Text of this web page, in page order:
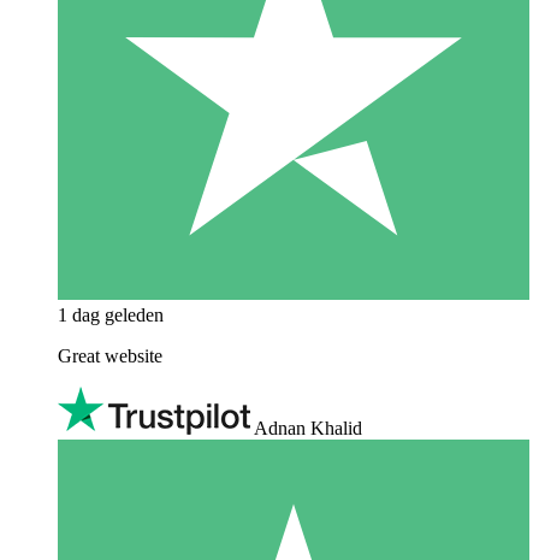
1 dag geleden
Great website
Adnan Khalid